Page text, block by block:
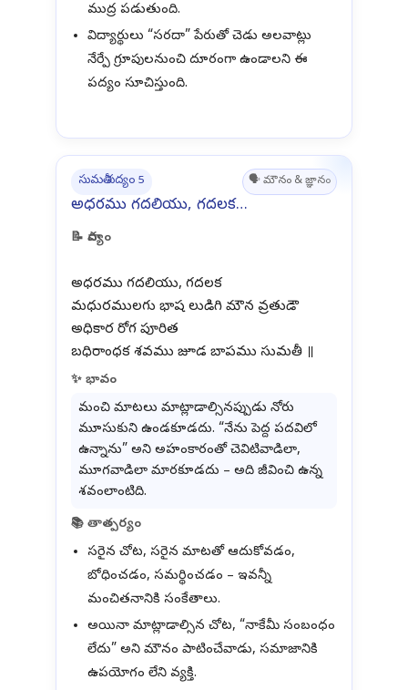
ముద్ర పడుతుంది.
విద్యార్థులు “సరదా” పేరుతో చెడు అలవాట్లు
నేర్పే గ్రూపులనుంచి దూరంగా ఉండాలని ఈ
పద్యం సూచిస్తుంది.
సుమతీ పద్యం 5 🗣️ మౌనం & జ్ఞానం
అధరము గదలియు, గదలక…
📝 పాద్యం
అధరము గదలియు, గదలక
మధురములగు భాష లుడిగి మౌన వ్రతుడౌ
అధికార రోగ పూరిత
✨ భావం
మంచి మాటలు మాట్లాడాల్సినప్పుడు నోరు
మూసుకుని ఉండకూడదు. “నేను పెద్ద పదవిలో
ఉన్నాను” అని అహంకారంతో చెవిటివాడిలా,
మూగవాడిలా మారకూడదు – అది జీవించి ఉన్న
శవంలాంటిది.
📚 తాత్పర్యం
సరైన చోట, సరైన మాటతో ఆదుకోవడం,
బోధించడం, సమర్థించడం – ఇవన్నీ
మంచితనానికి సంకేతాలు.
అయినా మాట్లాడాల్సిన చోట, “నాకేమీ సంబంధం
లేదు” అని మౌనం పాటించేవాడు, సమాజానికి
ఉపయోగం లేని వ్యక్తి.